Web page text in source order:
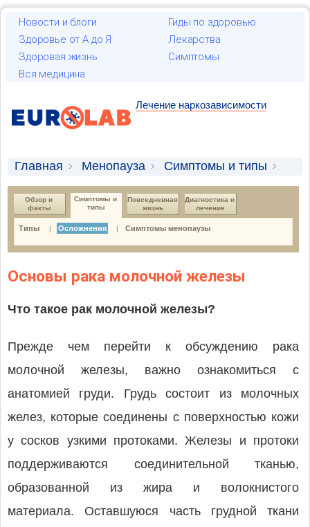
Новости и блоги
Гиды по здоровью
Здоровье от А до Я
Лекарства
Здоровая жизнь
Симптомы
Вся медицина
Лечение наркозависимости
Главная Менопауза
Симптомы и типы
Осложнения
Обзор и
факты
Симптомы и
типы
Повседневная
жизнь
Диагностика и
лечение
Типы | Осложнения | Симптомы менопаузы
Основы рака молочной железы
Что такое рак молочной железы?
Прежде чем перейти к обсуждению рака
молочной железы, важно ознакомиться с
анатомией груди. Грудь состоит из молочных
желез, которые соединены с поверхностью кожи
у сосков узкими протоками. Железы и протоки
поддерживаются соединительной тканью,
образованной из жира и волокнистого
материала. Оставшуюся часть грудной ткани